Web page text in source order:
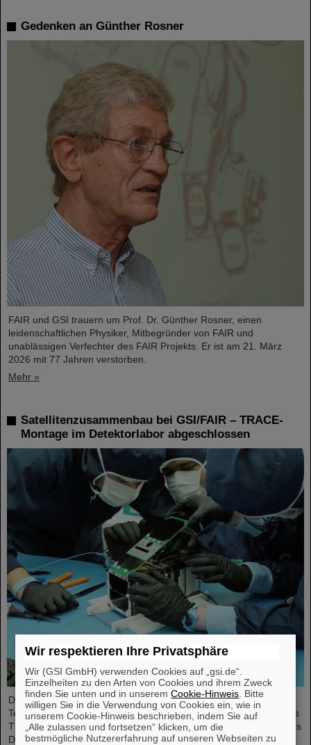
Gedenken an Günther Rosner
FAIR und GSI trauern um Prof. Dr. Günther Rosner, einen
leidenschaftlichen Physiker, Mitbegründer von FAIR und
unablässigen Verfechter des FAIR Projekts. Er ist am 21. März
2026 mit 77 Jahren verstorben.
Mehr »
Satellitenzusammenbau bei GSI/FAIR – TRACE-
Montage im Detektorlabor abgeschlossen
Der studentische Raumfahrtverein TU Darmstadt Space
Technology e.V. (TUDSaT) hat erfolgreich den Zusammenbau des
TRACE-Satelliten abgeschlossen – in der Reinraumumgebung des
Detektorlabors von GSI/FAIR. Mit an Bord des Satelliten befinden
Wir respektieren Ihre Privatsphäre
Wir (GSI GmbH) verwenden Cookies auf „gsi.de“.
Einzelheiten zu den Arten von Cookies und ihrem Zweck
finden Sie unten und in unseremCookie-Hinweis . Bitte
willigen Sie in die Verwendung von Cookies ein, wie in
unserem Cookie-Hinweis beschrieben, indem Sie auf
„Alle zulassen und fortsetzen“ klicken, um die
bestmögliche Nutzererfahrung auf unseren Webseiten zu